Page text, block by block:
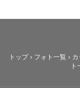
笑顔を大切に残し
ないよう声がけし
安心ください。
トップ› フォト一覧 ›
ト